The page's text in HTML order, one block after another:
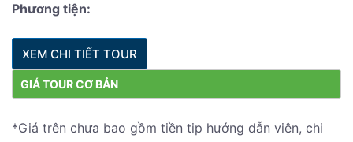
Phương tiện:
XEM CHI TIẾT TOUR
GIÁ TOUR CƠ BẢN
*Giá trên chưa bao gồm tiền tip hướng dẫn viên, chi